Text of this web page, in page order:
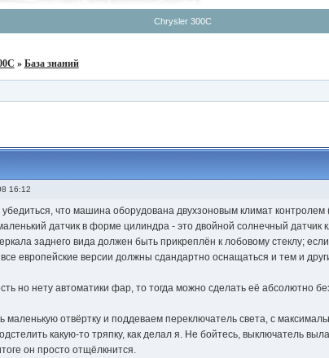
Chrysler 300C
» База знаний
16:12
что машина оборудована двухзоновым климат контролем
датчик в форме цилиндра - это двойной солнечный датчик
заднего вида должен быть прикреплён к лобовому стеклу;
европейские версии должны сдандартно оснащаться и тем и
но нету автоматики фар, то тогда можно сделать её абсолютно
маленькую отвёртку и поддеваем переключатель света, с
какую-то тряпку, как делал я. Не бойтесь, выключатель
он просто отщёлкнится.